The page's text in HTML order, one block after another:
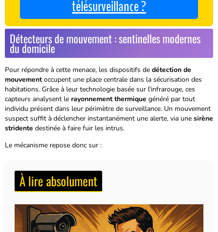
télésurveillance ?
Détecteurs de mouvement : sentinelles modernes
du domicile
Pour répondre à cette menace, les dispositifs de détection de
mouvementoccupent une place centrale dans la sécurisation des
habitations. Grâce à leur technologie basée sur l'infrarouge, ces
capteurs analysent le rayonnement thermique généré par tout
individu présent dans leur périmètre de surveillance. Un mouvement
suspect suffit à déclencher instantanément une alerte, via une sirène
stridente destinée à faire fuir les intrus.
Le mécanisme repose donc sur :
À lire absolument